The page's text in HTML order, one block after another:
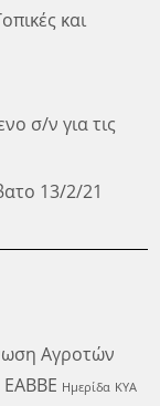
και
σ/ν για τις
13/2/21
Αγροτών
ΕΑΒΒΕ Ημερίδα ΚΥΑ